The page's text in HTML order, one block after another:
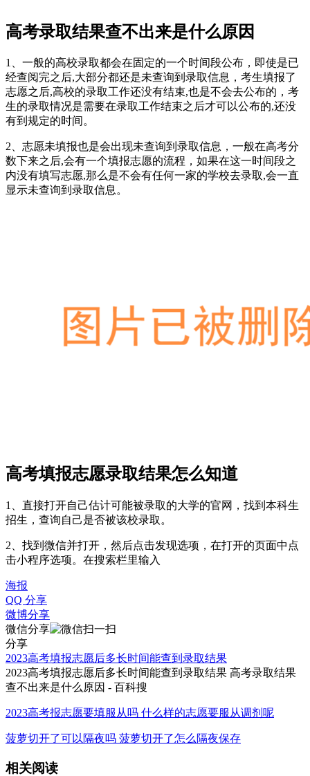
高考录取结果查不出来是什么原因
1、一般的高校录取都会在固定的一个时间段公布，即使是已
经查阅完之后,大部分都还是未查询到录取信息，考生填报了
志愿之后,高校的录取工作还没有结束,也是不会去公布的，考
生的录取情况是需要在录取工作结束之后才可以公布的,还没
有到规定的时间。
2、志愿未填报也是会出现未查询到录取信息，一般在高考分
数下来之后,会有一个填报志愿的流程，如果在这一时间段之
内没有填写志愿,那么是不会有任何一家的学校去录取,会一直
显示未查询到录取信息。
高考填报志愿录取结果怎么知道
1、直接打开自己估计可能被录取的大学的官网，找到本科生
招生，查询自己是否被该校录取。
2、找到微信并打开，然后点击发现选项，在打开的页面中点
击小程序选项。在搜索栏里输入
海报
QQ 分享
微博分享
微信分享
分享
2023高考填报志愿后多长时间能查到录取结果
2023高考填报志愿后多长时间能查到录取结果 高考录取结果
查不出来是什么原因 - 百科搜
2023高考报志愿要填服从吗 什么样的志愿要服从调剂呢
菠萝切开了可以隔夜吗 菠萝切开了怎么隔夜保存
相关阅读